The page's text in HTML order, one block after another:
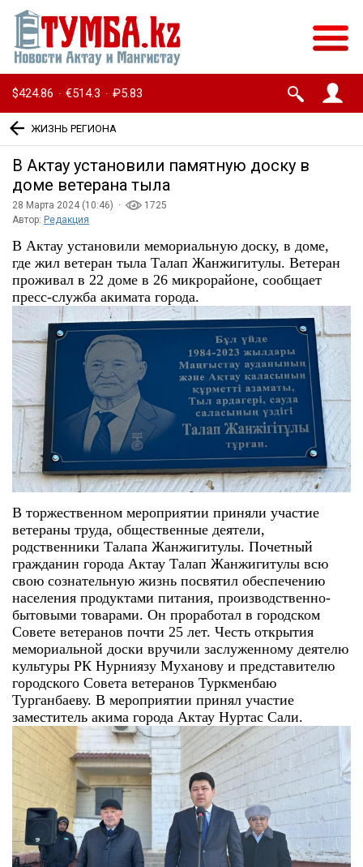
$424.86 · €514.3 · ₽5.83
ЖИЗНЬ РЕГИОНА
В Актау установили памятную доску в
доме ветерана тыла
28 Марта 2024 (10:46) ·
1725
Автор: Редакция
В Актау установили мемориальную доску, в доме,
где жил ветеран тыла Талап Жанжигитулы. Ветеран
проживал в 22 доме в 26 микрорайоне, сообщает
пресс-служба акимата города.
В торжественном мероприятии приняли участие
ветераны труда, общественные деятели,
родственники Талапа Жанжигитулы. Почетный
гражданин города Актау Талап Жанжигитулы всю
свою сознательную жизнь посвятил обеспечению
населения продуктами питания, производственно-
бытовыми товарами. Он проработал в городском
Совете ветеранов почти 25 лет. Честь открытия
мемориальной доски вручили заслуженному деятелю
культуры РК Нурниязу Муханову и представителю
городского Совета ветеранов Туркменбаю
Турганбаеву. В мероприятии принял участие
заместитель акима города Актау Нуртас Сали.